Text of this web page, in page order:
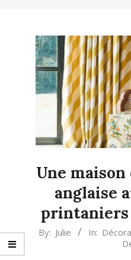
Une maison
anglaise
printaniers
2024-
By: Julie In: